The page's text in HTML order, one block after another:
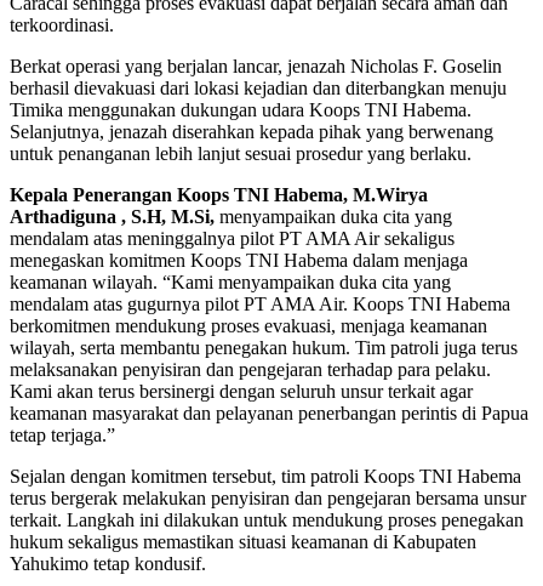
terkoordinasi.
Berkat operasi yang berjalan lancar, jenazah Nicholas F. Goselin
berhasil dievakuasi dari lokasi kejadian dan diterbangkan menuju
Timika menggunakan dukungan udara Koops TNI Habema.
Selanjutnya, jenazah diserahkan kepada pihak yang berwenang
untuk penanganan lebih lanjut sesuai prosedur yang berlaku.
Kepala Penerangan Koops TNI Habema, M.Wirya
Arthadiguna , S.H, M.Si, menyampaikan duka cita yang
mendalam atas meninggalnya pilot PT AMA Air sekaligus
menegaskan komitmen Koops TNI Habema dalam menjaga
keamanan wilayah. “Kami menyampaikan duka cita yang
mendalam atas gugurnya pilot PT AMA Air. Koops TNI Habema
berkomitmen mendukung proses evakuasi, menjaga keamanan
wilayah, serta membantu penegakan hukum. Tim patroli juga terus
melaksanakan penyisiran dan pengejaran terhadap para pelaku.
Kami akan terus bersinergi dengan seluruh unsur terkait agar
keamanan masyarakat dan pelayanan penerbangan perintis di Papua
tetap terjaga.”
Sejalan dengan komitmen tersebut, tim patroli Koops TNI Habema
terus bergerak melakukan penyisiran dan pengejaran bersama unsur
terkait. Langkah ini dilakukan untuk mendukung proses penegakan
hukum sekaligus memastikan situasi keamanan di Kabupaten
Yahukimo tetap kondusif.